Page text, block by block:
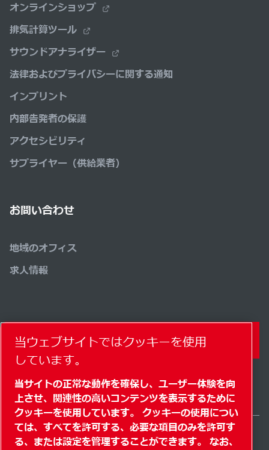
オンラインショップ
排気計算ツール
サウンドアナライザー
法律およびプライバシーに関する通知
インプリント
内部告発者の保護
アクセシビリティ
サプライヤー（供給業者）
お問い合わせ
地域のオフィス
求人情報
コンタクトフォーム
Japan / JA
当ウェブサイトではクッキーを使用
しています。
当サイトの正常な動作を確保し、ユーザー体験を向
上させ、関連性の高いコンテンツを表示するために
クッキーを使用しています。 クッキーの使用につい
ては、すべてを許可する、必要な項目のみを許可す
る、または設定を管理することができます。 なお、